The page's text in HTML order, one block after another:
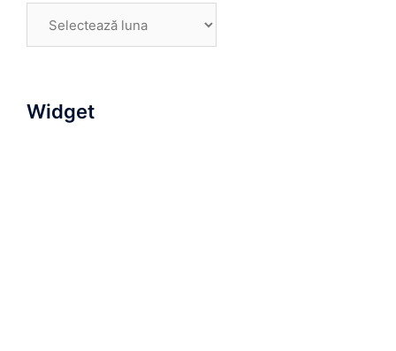
Widget